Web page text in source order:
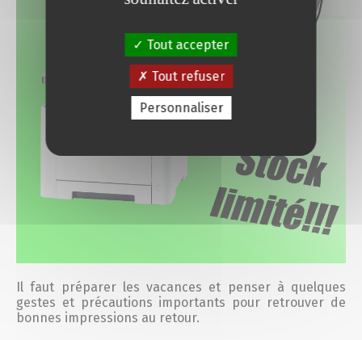
Il faut préparer les vacances et penser à quelques
gestes et précautions importants pour retrouver de
bonnes impressions au retour.
Tout accepter
Tout refuser
Personnaliser